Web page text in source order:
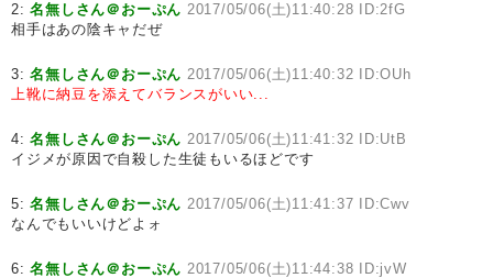
2:名無しさん＠おーぷん 2017/05/06(土)11:40:28 ID:2fG
相手はあの陰キャだぜ
3:名無しさん＠おーぷん 2017/05/06(土)11:40:32 ID:OUh
上靴に納豆を添えてバランスがいい...
4:名無しさん＠おーぷん 2017/05/06(土)11:41:32 ID:UtB
イジメが原因で自殺した生徒もいるほどです
5:名無しさん＠おーぷん 2017/05/06(土)11:41:37 ID:Cwv
なんでもいいけどよォ
6:名無しさん＠おーぷん 2017/05/06(土)11:44:38 ID:jvW